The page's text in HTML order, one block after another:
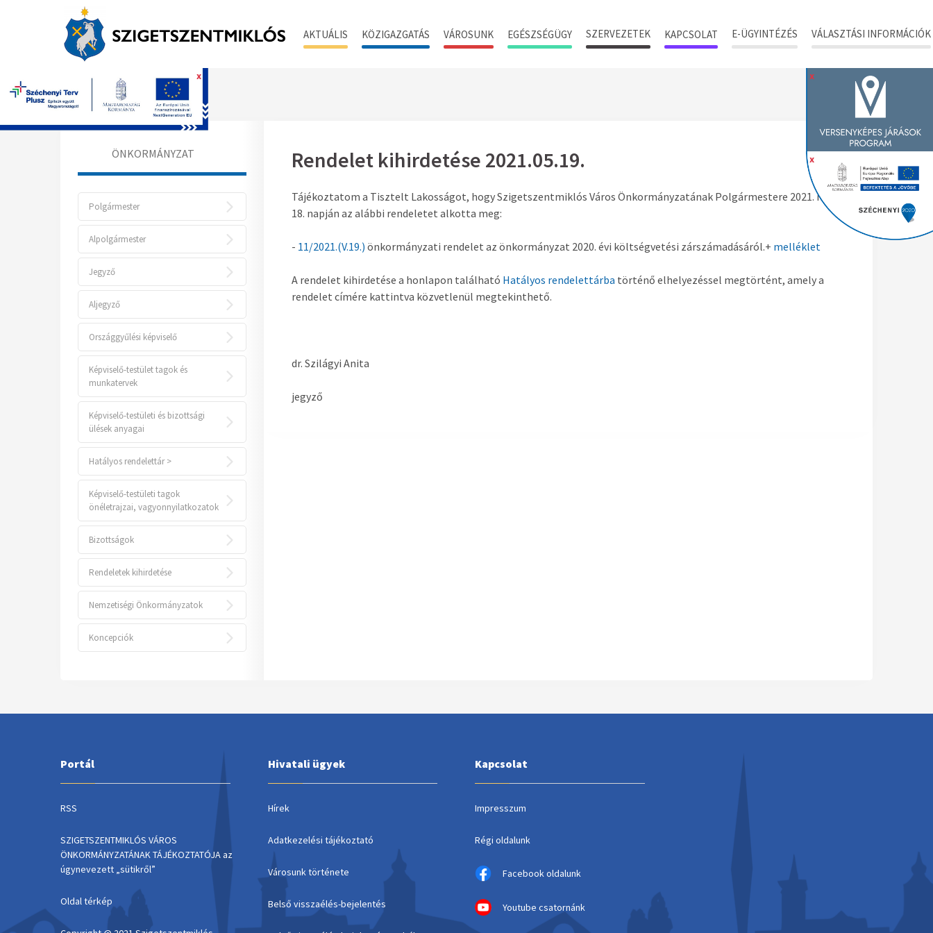
AKTUÁLIS KÖZIGAZGATÁS VÁROSUNK EGÉSZSÉGÜGY SZERVEZETEK KAPCSOLAT E-ÜGYINTÉZÉS VÁLASZTÁSI INFORMÁCIÓK
x
x
x
Főoldal
ÖNKORMÁNYZAT
Polgármester
Alpolgármester
Jegyző
Aljegyző
Országgyűlési képviselő
Képviselő-testület tagok és
munkatervek
Képviselő-testületi és bizottsági
ülések anyagai
Hatályos rendelettár >
Képviselő-testületi tagok
önéletrajzai, vagyonnyilatkozatok
Bizottságok
Rendeletek kihirdetése
Nemzetiségi Önkormányzatok
Koncepciók
Rendelet kihirdetése 2021.05.19.
Tájékoztatom a Tisztelt Lakosságot, hogy Szigetszentmiklós Város Önkormányzatának Polgármestere 2021. május
18. napján az alábbi rendeletet alkotta meg:
- 11/2021.(V.19.) önkormányzati rendelet az önkormányzat 2020. évi költségvetési zárszámadásáról.+ melléklet
A rendelet kihirdetése a honlapon található Hatályos rendelettárba történő elhelyezéssel megtörtént, amely a
rendelet címére kattintva közvetlenül megtekinthető.
dr. Szilágyi Anita
jegyző
Portál
RSS
SZIGETSZENTMIKLÓS VÁROS
ÖNKORMÁNYZATÁNAK TÁJÉKOZTATÓJA az
úgynevezett „sütikről”
Oldal térkép
Hivatali ügyek
Hírek
Adatkezelési tájékoztató
Városunk története
Belső visszaélés-bejelentés
Kapcsolat
Impresszum
Régi oldalunk
Facebook oldalunk
Youtube csatornánk